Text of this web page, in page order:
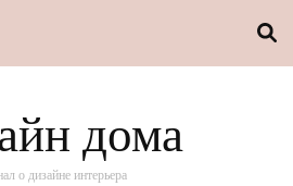
дома
о дизайне интерьера